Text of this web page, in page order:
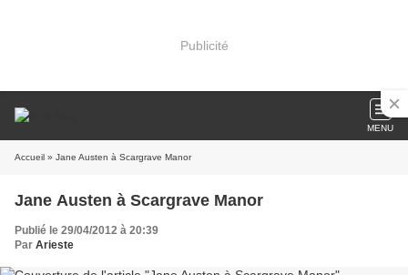
Publicité
MENU
Accueil » Jane Austen à Scargrave Manor
Jane Austen à Scargrave Manor
Publié le 29/04/2012 à 20:39
Par Arieste